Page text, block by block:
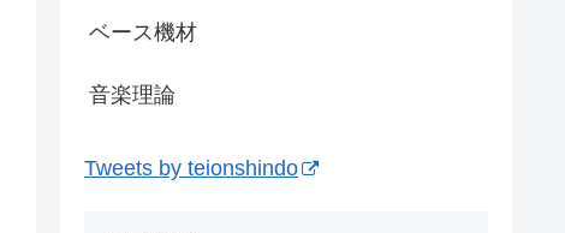
ベース機材
音楽理論
Tweets by teionshindo